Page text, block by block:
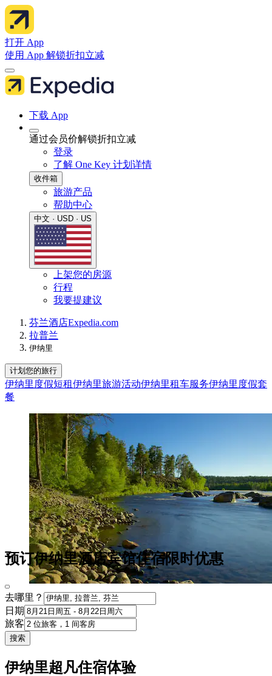
打开 App
使用 App 解锁折扣立减
下载 App
通过会员价解锁折扣立减
登录
了解 One Key 计划详情
收件箱
旅游产品
帮助中心
中文 · USD · US
上架您的房源
行程
我要提建议
芬兰酒店Expedia.com
拉普兰
伊纳里
计划您的旅行
伊纳里度假短租伊纳里旅游活动伊纳里租车服务伊纳里度假套
餐
预订伊纳里酒店宾馆住宿限时优惠
去哪里？
日期
旅客
搜索
伊纳里超凡住宿体验